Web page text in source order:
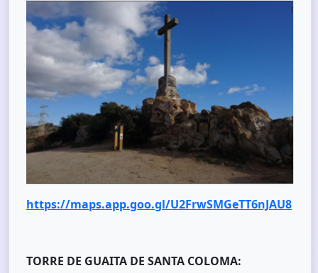
https://maps.app.goo.gl/U2FrwSMGeTT6nJAU8
TORRE DE GUAITA DE SANTA COLOMA: